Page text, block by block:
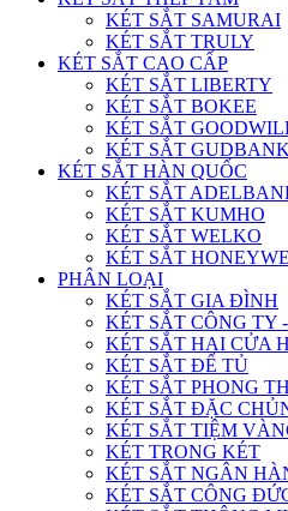
KÉT SẮT SAMURAI
KÉT SẮT TRULY
KÉT SẮT CAO CẤP
KÉT SẮT LIBERTY
KÉT SẮT BOKEE
KÉT SẮT
KÉT SẮT GUDBANK
KÉT SẮT HÀN QUỐC
KÉT SẮT
KÉT SẮT KUMHO
KÉT SẮT WELKO
KÉT SẮT
PHÂN LOẠI
KÉT SẮT GIA ĐÌNH
KÉT SẮT CÔNG TY
KÉT SẮT HAI CỬA
KÉT SẮT ĐỂ TỦ
KÉT SẮT PHONG
KÉT SẮT ĐẶC
KÉT SẮT TIỆM
KÉT TRONG KÉT
KÉT SẮT NGÂN
KÉT SẮT CÔNG